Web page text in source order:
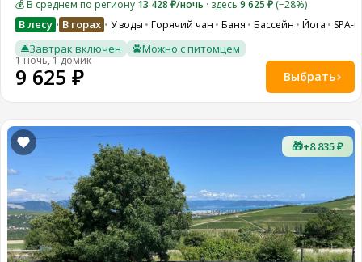
💰 В среднем по региону 13 428 ₽/ночь · здесь 9 625 ₽ (−28%)
В лесу • В горах У воды Горячий чан Баня Бассейн Йога SPA-
Завтрак включен Можно с питомцем
1 ночь, 1 домик
9 625 ₽ Выбрать
🎁+8 835 ₽